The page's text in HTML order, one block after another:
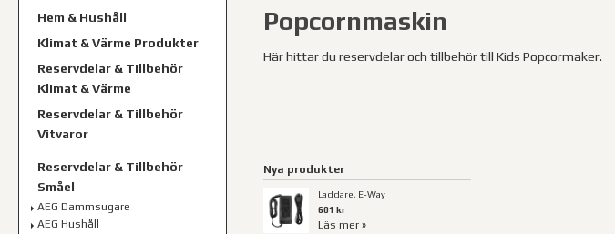
Hem & Hushåll
Klimat & Värme Produkter
Reservdelar & Tillbehör
Klimat & Värme
Reservdelar & Tillbehör
Vitvaror
Reservdelar & Tillbehör
Småel
AEG Dammsugare
AEG Hushåll
Popcornmaskin
Här hittar du reservdelar och tillbehör till Kids Popcormaker.
Nya produkter
Laddare, E-Way
601 kr
Läs mer »